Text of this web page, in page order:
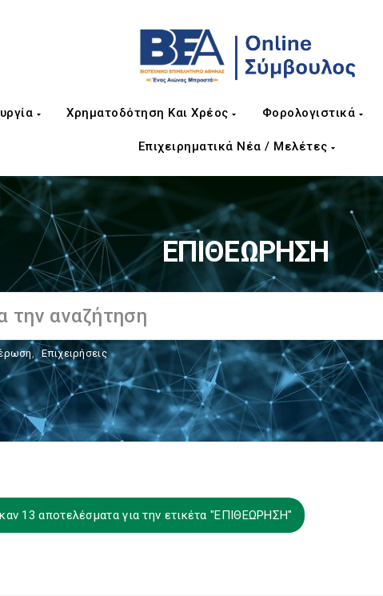
Χρηματοδότηση Και Χρέος Φορολογιστικά
Επιχειρηματικά Νέα / Μελέτες
ΕΠΙΘΕΩΡΗΣΗ
, Επιχειρήσεις
13 αποτελέσματα για την ετικέτα "ΕΠΙΘΕΩΡΗΣΗ"